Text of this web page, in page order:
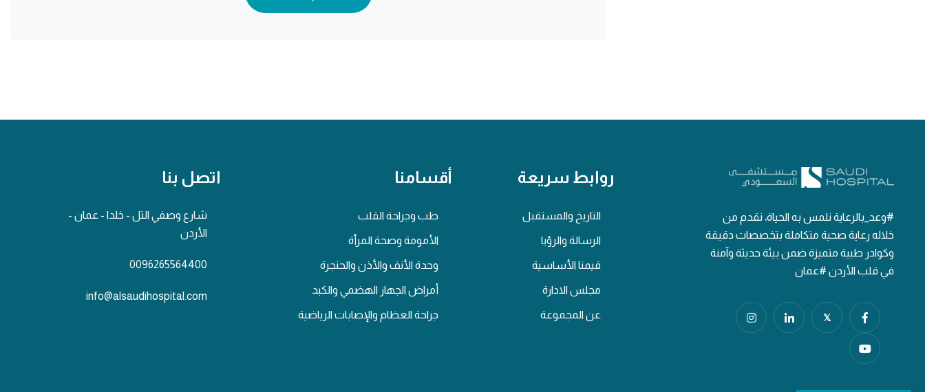
#وعد_بالرعاية نلمس به الحياة، نقدم من
خلاله رعاية صحية متكاملة بتخصصات دقيقة
وكوادر طبية متميزة ضمن بيئة حديثة وآمنة
في قلب الأردن #عمان
𝕏
روابط سريعة
التاريخ والمستقبل
الرسالة والرؤيا
قيمنا الأساسية
مجلس الادارة
عن المجموعة
أقسامنا
طب وجراحة القلب
الأمومة وصحة المرأة
وحدة الأنف والأذن والحنجرة
أمراض الجهاز الهضمي والكبد
جراحة العظام والإصابات الرياضية
اتصل بنا
شارع وصفي التل - خلدا - عمان -
الأردن
0096265564400
info@alsaudihospital.com